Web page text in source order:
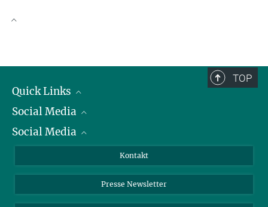
TOP
Quick Links
Präsident
Zahlen und Fakten
Meldestelle Fehlverhalten
Social Media
Bluesky
TikTok
Social Media
Instagram
YouTube
Kontakt
Presse Newsletter